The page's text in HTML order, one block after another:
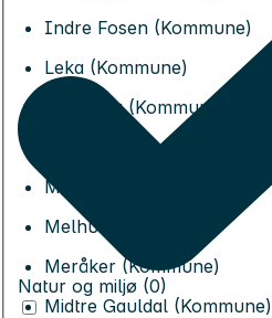
Indre Fosen (Kommune)
Leka (Kommune)
Levanger (Kommune)
Lierne (Kommune)
Malvik (Kommune)
Melhus (Kommune)
Meråker (Kommune)
Midtre Gauldal (Kommune)
Natur og miljø (0)